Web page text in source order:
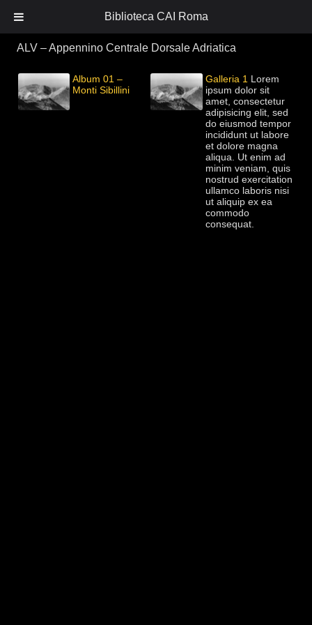
ALV – Appennino Centrale Dorsale Adriatica
Album 01 –
Monti Sibillini
Galleria 1 Lorem
ipsum dolor sit
amet, consectetur
adipisicing elit, sed
do eiusmod tempor
incididunt ut labore
et dolore magna
aliqua. Ut enim ad
minim veniam, quis
nostrud exercitation
ullamco laboris nisi
ut aliquip ex ea
commodo
consequat.
Biblioteca CAI Roma